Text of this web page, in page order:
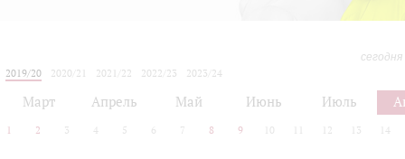
2019/20
2020/21 2021/22 2022/23
2023/24
Март Апрель Май Июнь Июль
1 2 3 4 5 6 7 8 9 10 12 13 14